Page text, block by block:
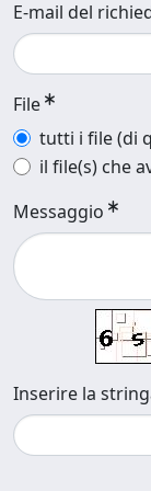
E-mail del
File
tutti i file (di
il file(s) che
Messaggio
Inserire la